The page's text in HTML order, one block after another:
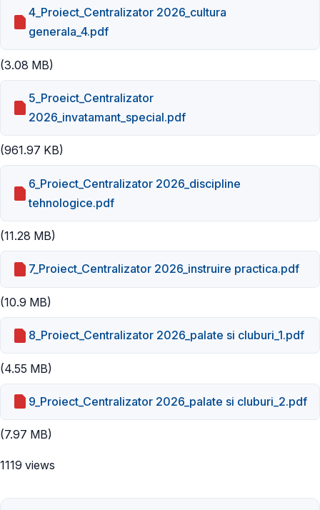
4_Proiect_Centralizator 2026_cultura
generala_4.pdf
(3.08 MB)
5_Proeict_Centralizator
2026_invatamant_special.pdf
(961.97 KB)
6_Proiect_Centralizator 2026_discipline
tehnologice.pdf
(11.28 MB)
7_Proiect_Centralizator 2026_instruire practica.pdf
(10.9 MB)
8_Proiect_Centralizator 2026_palate si cluburi_1.pdf
(4.55 MB)
9_Proiect_Centralizator 2026_palate si cluburi_2.pdf
(7.97 MB)
1119 views